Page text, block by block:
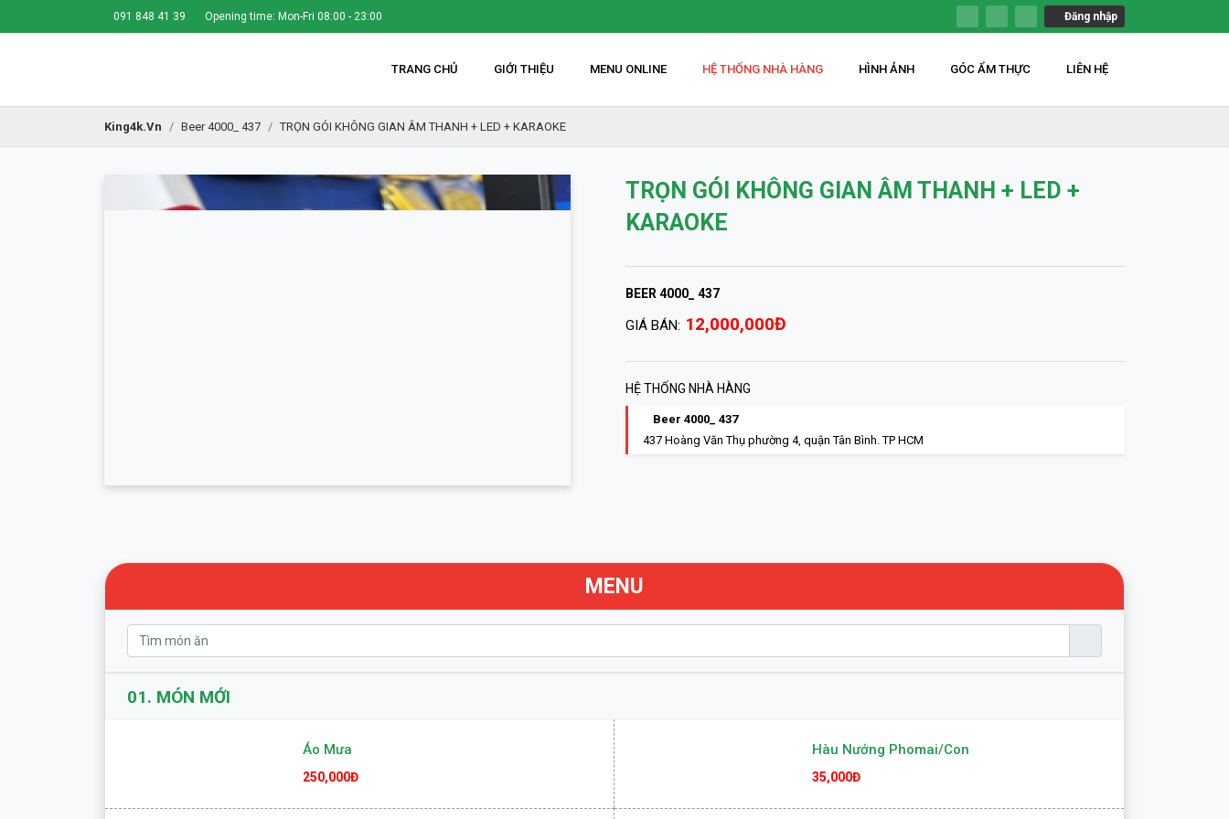
091 848 41 39 Opening time: Mon-Fri 08:00 - 23:00 Đăng nhập
TRANG CHỦ GIỚI THIỆU MENU ONLINE HỆ THỐNG NHÀ HÀNG HÌNH ẢNH GÓC ẨM THỰC LIÊN HỆ
King4k.vn Beer 4000_ 437 TRỌN GÓI KHÔNG GIAN ÂM THANH + LED + KARAOKE
TRỌN GÓI KHÔNG GIAN ÂM THANH + LED +
KARAOKE
BEER 4000_ 437
GIÁ BÁN: 12,000,000Đ
HỆ THỐNG NHÀ HÀNG
Beer 4000_ 437
437 Hoàng Văn Thụ phường 4, quận Tân Bình. TP HCM
MENU
01. MÓN MỚI
Áo Mưa
250,000Đ
Hàu Nướng Phomai/con
35,000Đ